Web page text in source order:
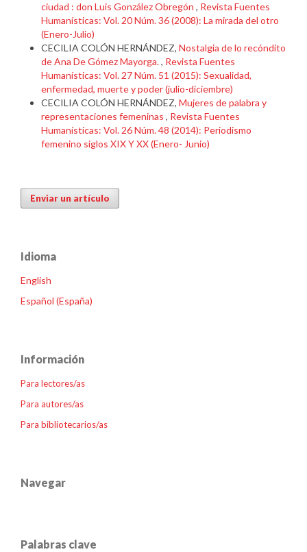
ciudad : don Luis González Obregón , Revista Fuentes
Humanísticas: Vol. 20 Núm. 36 (2008): La mirada del otro
(Enero-Julio)
CECILIA COLÓN HERNÁNDEZ, Nostalgia de lo recóndito
de Ana De Gómez Mayorga., Revista Fuentes
Humanísticas: Vol. 27 Núm. 51 (2015): Sexualidad,
enfermedad, muerte y poder (julio-diciembre)
CECILIA COLÓN HERNÁNDEZ, Mujeres de palabra y
representaciones femeninas , Revista Fuentes
Humanísticas: Vol. 26 Núm. 48 (2014): Periodismo
femenino siglos XIX Y XX (Enero- Junio)
Enviar un artículo
Idioma
English
Español (España)
Información
Para lectores/as
Para autores/as
Para bibliotecarios/as
Navegar
Palabras clave